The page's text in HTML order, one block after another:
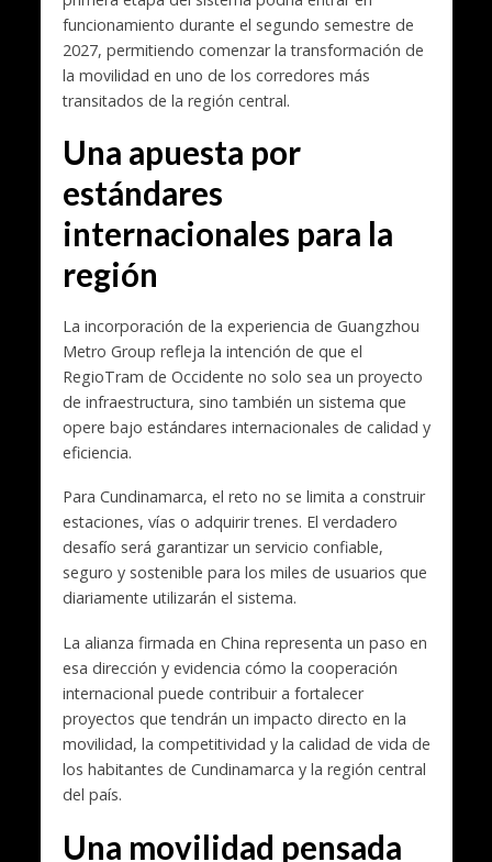
funcionamiento durante el segundo semestre de
2027, permitiendo comenzar la transformación de
la movilidad en uno de los corredores más
transitados de la región central.
Una apuesta por
estándares
internacionales para la
región
La incorporación de la experiencia de Guangzhou
Metro Group refleja la intención de que el
RegioTram de Occidente no solo sea un proyecto
de infraestructura, sino también un sistema que
opere bajo estándares internacionales de calidad y
eficiencia.
Para Cundinamarca, el reto no se limita a construir
estaciones, vías o adquirir trenes. El verdadero
desafío será garantizar un servicio confiable,
seguro y sostenible para los miles de usuarios que
diariamente utilizarán el sistema.
La alianza firmada en China representa un paso en
esa dirección y evidencia cómo la cooperación
internacional puede contribuir a fortalecer
proyectos que tendrán un impacto directo en la
movilidad, la competitividad y la calidad de vida de
los habitantes de Cundinamarca y la región central
del país.
Una movilidad pensada